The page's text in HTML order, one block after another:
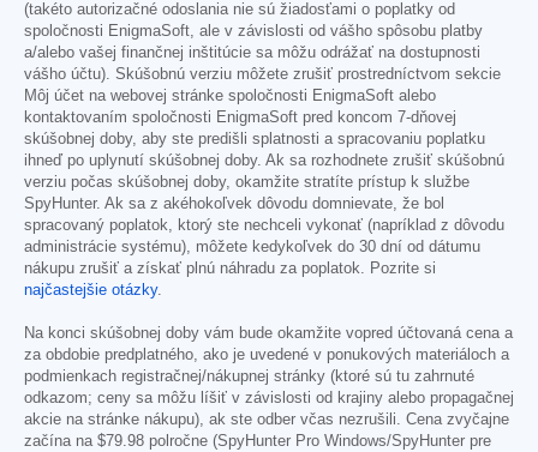
(takéto autorizačné odoslania nie sú žiadosťami o poplatky od
spoločnosti EnigmaSoft, ale v závislosti od vášho spôsobu platby
a/alebo vašej finančnej inštitúcie sa môžu odrážať na dostupnosti
vášho účtu). Skúšobnú verziu môžete zrušiť prostredníctvom sekcie
Môj účet na webovej stránke spoločnosti EnigmaSoft alebo
kontaktovaním spoločnosti EnigmaSoft pred koncom 7-dňovej
skúšobnej doby, aby ste predišli splatnosti a spracovaniu poplatku
ihneď po uplynutí skúšobnej doby. Ak sa rozhodnete zrušiť skúšobnú
verziu počas skúšobnej doby, okamžite stratíte prístup k službe
SpyHunter. Ak sa z akéhokoľvek dôvodu domnievate, že bol
spracovaný poplatok, ktorý ste nechceli vykonať (napríklad z dôvodu
administrácie systému), môžete kedykoľvek do 30 dní od dátumu
nákupu zrušiť a získať plnú náhradu za poplatok. Pozrite si
najčastejšie otázky.
Na konci skúšobnej doby vám bude okamžite vopred účtovaná cena a
za obdobie predplatného, ako je uvedené v ponukových materiáloch a
podmienkach registračnej/nákupnej stránky (ktoré sú tu zahrnuté
odkazom; ceny sa môžu líšiť v závislosti od krajiny alebo propagačnej
akcie na stránke nákupu), ak ste odber včas nezrušili. Cena zvyčajne
začína na $79.98 polročne (SpyHunter Pro Windows/SpyHunter pre